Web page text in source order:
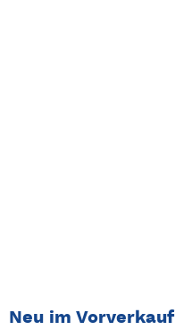
Neu im Vorverkauf